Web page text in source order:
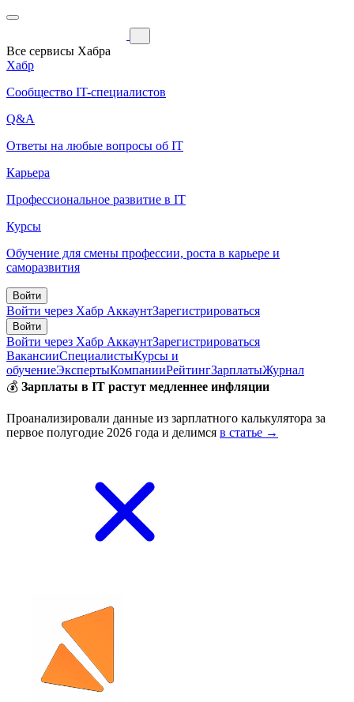
Все сервисы Хабра
Хабр
Сообщество IT-специалистов
Q&A
Ответы на любые вопросы об IT
Карьера
Профессиональное развитие в IT
Курсы
Обучение для смены профессии, роста в карьере и
саморазвития
Войти
Войти через Хабр АккаунтЗарегистрироваться
Войти
Войти через Хабр АккаунтЗарегистрироваться
ВакансииСпециалистыКурсы и
обучениеЭкспертыКомпанииРейтингЗарплатыЖурнал
💰 Зарплаты в IT растут медленнее инфляции
Проанализировали данные из зарплатного калькулятора за
первое полугодие 2026 года и делимся в статье →